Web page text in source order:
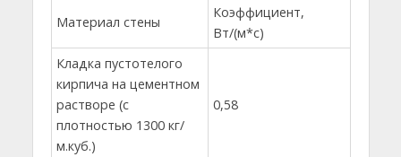
Материал стены
Коэффициент,
Вт/(м*с)
Кладка пустотелого
кирпича на цементном
растворе (с
плотностью 1300 кг/
м.куб.)
0,58